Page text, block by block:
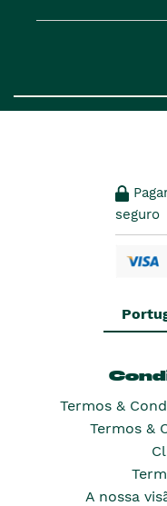
seguro
Termos &
Termos &
A nossa